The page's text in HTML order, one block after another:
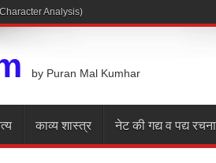
Character Analysis)
by Puran Mal Kumhar
काव्य शास्त्र नेट की गद्य व पद्य